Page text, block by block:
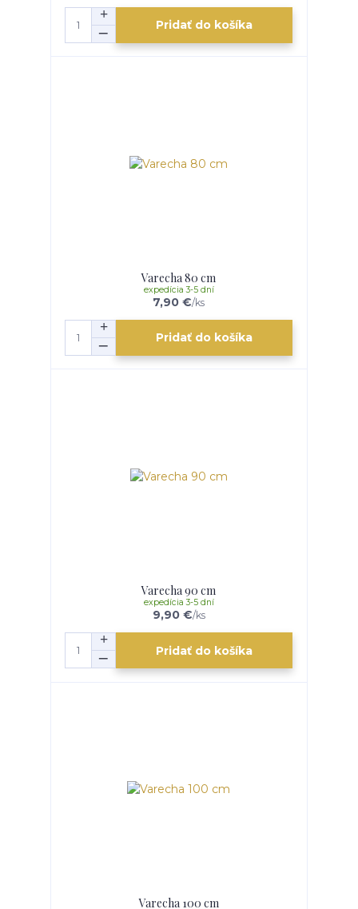
Pridať do košíka
Varecha 80 cm
7,90 €/ks
expedícia 3-5 dní
Pridať do košíka
Varecha 90 cm
9,90 €/ks
expedícia 3-5 dní
Pridať do košíka
Varecha 100 cm